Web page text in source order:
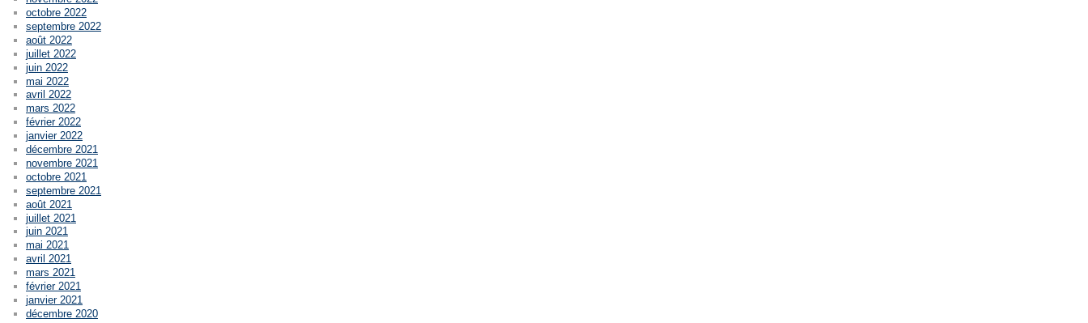
octobre 2022
septembre 2022
août 2022
juillet 2022
juin 2022
mai 2022
avril 2022
mars 2022
février 2022
janvier 2022
décembre 2021
novembre 2021
octobre 2021
septembre 2021
août 2021
juillet 2021
juin 2021
mai 2021
avril 2021
mars 2021
février 2021
janvier 2021
décembre 2020